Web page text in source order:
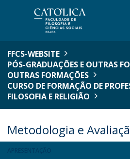
FFCS-WEBSITE
PÓS-GRADUAÇÕES E OUTRAS
OUTRAS FORMAÇÕES
CURSO DE FORMAÇÃO DE
FILOSOFIA E RELIGIÃO
Metodologia e